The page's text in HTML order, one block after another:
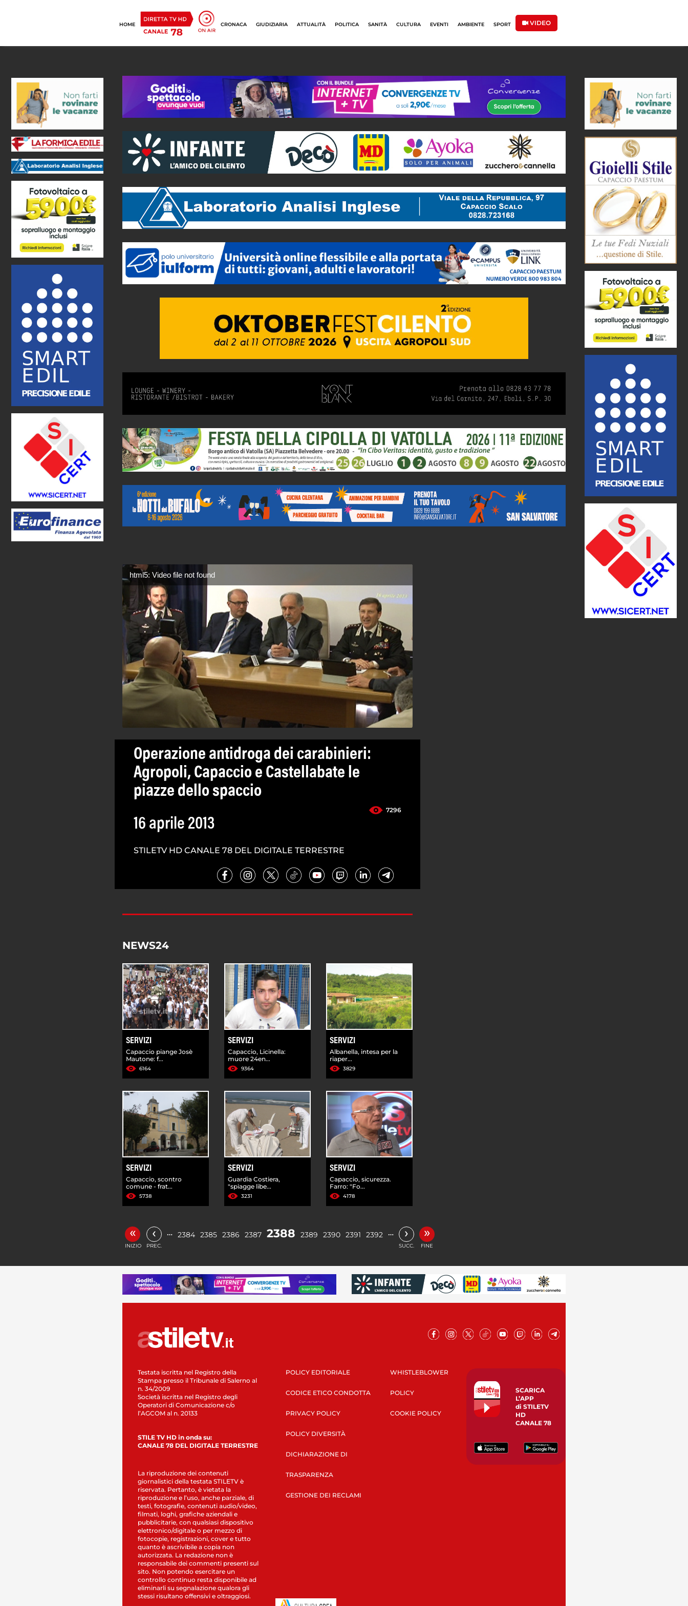
HOME CRONACA GIUDIZIARIA ATTUALITÀ POLITICA SANITÀ CULTURA EVENTI AMBIENTE SPORT VIDEO
html5: Video file not found
Operazione antidroga dei carabinieri:
Agropoli, Capaccio e Castellabate le
piazze dello spaccio
7296
16 aprile 2013
STILETV HD CANALE 78 DEL DIGITALE TERRESTRE
NEWS24
SERVIZI
Capaccio piange Josè
Mautone: f...
6164
SERVIZI
Capaccio, Licinella:
muore 24en...
9364
SERVIZI
Albanella, intesa per la
riaper...
3829
SERVIZI
Capaccio, scontro
comune - frat...
5738
SERVIZI
Guardia Costiera,
"spiagge libe...
3231
SERVIZI
Capaccio, sicurezza.
Farro: "Fo...
4178
«
INIZIO
‹
PREC.
… 2384 2385 2386 2387 2388 2389 2390 2391 2392 … ›
SUCC.
»
FINE
Testata iscritta nel Registro della
Stampa presso il Tribunale di Salerno al
n. 34/2009
Società iscritta nel Registro degli
Operatori di Comunicazione c/o
l’AGCOM al n. 20133
STILE TV HD in onda su:
CANALE 78 DEL DIGITALE TERRESTRE
La riproduzione dei contenuti
giornalistici della testata STILETV è
riservata. Pertanto, è vietata la
riproduzione e l’uso, anche parziale, di
testi, fotografie, contenuti audio/video,
filmati, loghi, grafiche aziendali e
pubblicitarie, con qualsiasi dispositivo
elettronico/digitale o per mezzo di
fotocopie, registrazioni, cover e tutto
quanto è ascrivibile a copia non
autorizzata. La redazione non è
responsabile dei commenti presenti sul
sito. Non potendo esercitare un
controllo continuo resta disponibile ad
eliminarli su segnalazione qualora gli
stessi risultano offensivi e oltraggiosi.
POLICY EDITORIALE
CODICE ETICO CONDOTTA
PRIVACY POLICY
POLICY DIVERSITÀ
DICHIARAZIONE DI
TRASPARENZA
GESTIONE DEI RECLAMI
WHISTLEBLOWER
POLICY
COOKIE POLICY
SCARICA
L’APP
di STILETV
HD
CANALE 78